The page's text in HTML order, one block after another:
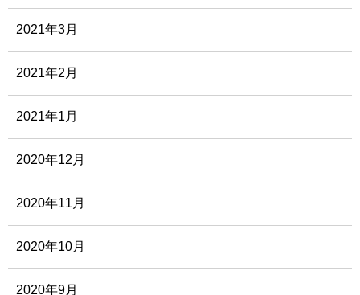
2021年3月
2021年2月
2021年1月
2020年12月
2020年11月
2020年10月
2020年9月